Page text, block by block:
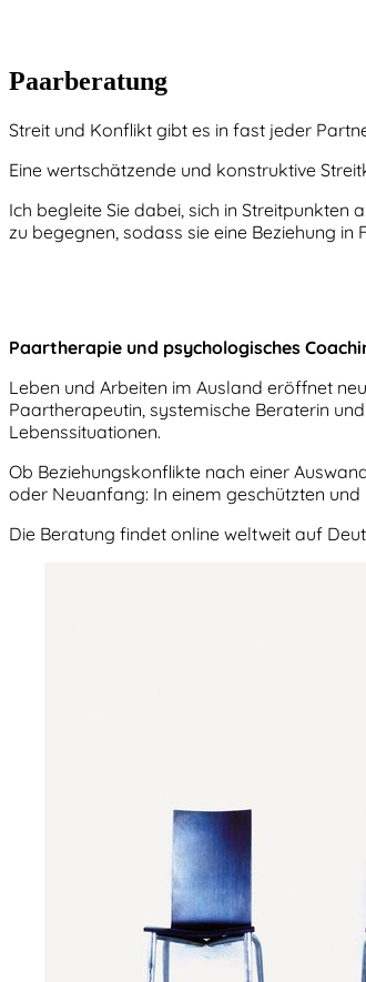
Paarberatung
Streit und Konflikt gibt es in fast jeder
Eine wertschätzende und konstruktive
Ich begleite Sie dabei, sich in
zu begegnen, sodass sie eine Beziehung
Paartherapie und psychologisches
Leben und Arbeiten im Ausland eröffnet
Paartherapeutin, systemische Beraterin
Lebenssituationen.
Ob Beziehungskonflikte nach einer
oder Neuanfang: In einem geschützten
Die Beratung findet online weltweit auf